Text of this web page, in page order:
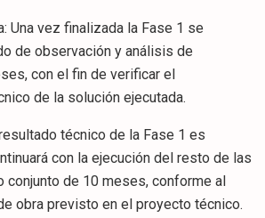
Una vez finalizada la Fase 1 se
de observación y análisis de
con el fin de verificar el
de la solución ejecutada.
técnico de la Fase 1 es
con la ejecución del resto de las
conjunto de 10 meses, conforme al
obra previsto en el proyecto técnico.